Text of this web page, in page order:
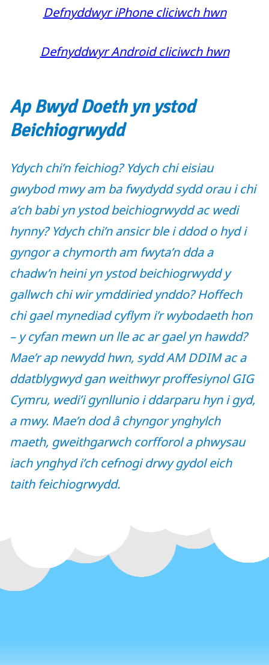
Defnyddwyr iPhone cliciwch hwn
Defnyddwyr Android cliciwch hwn
Ap Bwyd Doeth yn ystod
Beichiogrwydd
Ydych chi’n feichiog? Ydych chi eisiau
gwybod mwy am ba fwydydd sydd orau i chi
a’ch babi yn ystod beichiogrwydd ac wedi
hynny? Ydych chi’n ansicr ble i ddod o hyd i
gyngor a chymorth am fwyta’n dda a
chadw’n heini yn ystod beichiogrwydd y
gallwch chi wir ymddiried ynddo? Hoffech
chi gael mynediad cyflym i’r wybodaeth hon
– y cyfan mewn un lle ac ar gael yn hawdd?
Mae’r ap newydd hwn, sydd AM DDIM ac a
ddatblygwyd gan weithwyr proffesiynol GIG
Cymru, wedi’i gynllunio i ddarparu hyn i gyd,
a mwy. Mae’n dod â chyngor ynghylch
maeth, gweithgarwch corfforol a phwysau
iach ynghyd i’ch cefnogi drwy gydol eich
taith feichiogrwydd.